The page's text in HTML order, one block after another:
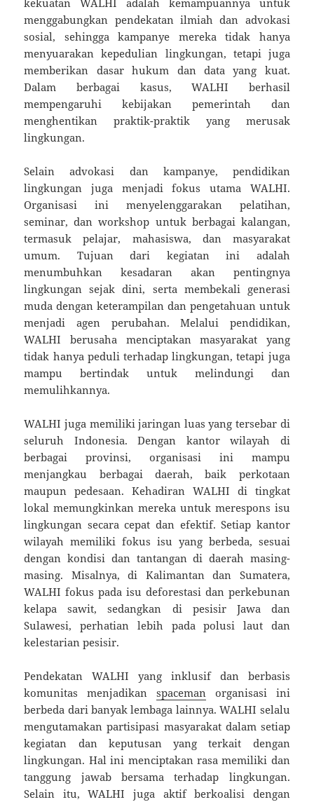
menggabungkan pendekatan ilmiah dan advokasi
sosial, sehingga kampanye mereka tidak hanya
menyuarakan kepedulian lingkungan, tetapi juga
memberikan dasar hukum dan data yang kuat.
Dalam berbagai kasus, WALHI berhasil
mempengaruhi kebijakan pemerintah dan
menghentikan praktik-praktik yang merusak
lingkungan.
Selain advokasi dan kampanye, pendidikan
lingkungan juga menjadi fokus utama WALHI.
Organisasi ini menyelenggarakan pelatihan,
seminar, dan workshop untuk berbagai kalangan,
termasuk pelajar, mahasiswa, dan masyarakat
umum. Tujuan dari kegiatan ini adalah
menumbuhkan kesadaran akan pentingnya
lingkungan sejak dini, serta membekali generasi
muda dengan keterampilan dan pengetahuan untuk
menjadi agen perubahan. Melalui pendidikan,
WALHI berusaha menciptakan masyarakat yang
tidak hanya peduli terhadap lingkungan, tetapi juga
mampu bertindak untuk melindungi dan
memulihkannya.
WALHI juga memiliki jaringan luas yang tersebar di
seluruh Indonesia. Dengan kantor wilayah di
berbagai provinsi, organisasi ini mampu
menjangkau berbagai daerah, baik perkotaan
maupun pedesaan. Kehadiran WALHI di tingkat
lokal memungkinkan mereka untuk merespons isu
lingkungan secara cepat dan efektif. Setiap kantor
wilayah memiliki fokus isu yang berbeda, sesuai
dengan kondisi dan tantangan di daerah masing-
masing. Misalnya, di Kalimantan dan Sumatera,
WALHI fokus pada isu deforestasi dan perkebunan
kelapa sawit, sedangkan di pesisir Jawa dan
Sulawesi, perhatian lebih pada polusi laut dan
kelestarian pesisir.
Pendekatan WALHI yang inklusif dan berbasis
komunitas menjadikan spaceman organisasi ini
berbeda dari banyak lembaga lainnya. WALHI selalu
mengutamakan partisipasi masyarakat dalam setiap
kegiatan dan keputusan yang terkait dengan
lingkungan. Hal ini menciptakan rasa memiliki dan
tanggung jawab bersama terhadap lingkungan.
Selain itu, WALHI juga aktif berkoalisi dengan